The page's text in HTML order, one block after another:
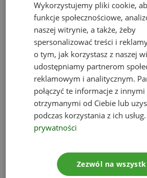
Mechanizm
cen na granicach
Import określonych produktów
55 ma wiązać się z
CO2 – będzie to zapobiegać
produkcji wysokoemisyjnej z
członkowskich UE do innych
węglowe ma wyrównywać
produkcjiw UE i nakłaniać kraje
klimatycznym.
Wykorzystujemy pliki cookie,
funkcje społecznościowe,
naszej witrynie, a także, żeby
spersonalizować treści i
o tym, jak korzystasz z naszej
udostępniamy partnerom
reklamowym i analitycznym.
połączyć te informacje z
otrzymanymi od Ciebie lub
podczas korzystania z ich usług.
prywatności
Zezwól na